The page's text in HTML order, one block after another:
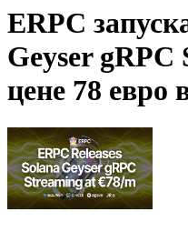
ERPC
Geyser gRPC
цене 78 евро